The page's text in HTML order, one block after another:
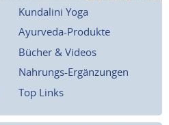
Kundalini Yoga
Ayurveda-Produkte
Bücher & Videos
Nahrungs-Ergänzungen
Top Links